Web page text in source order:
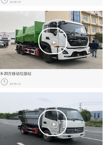
23-05-12
8-20方移动垃圾站
23-05-12